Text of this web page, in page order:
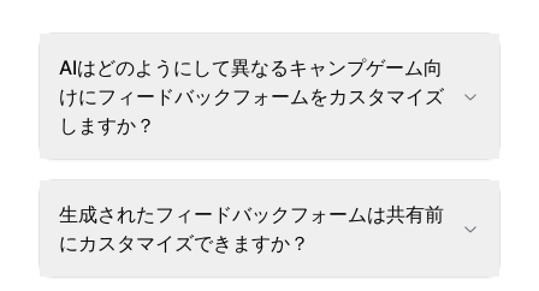
AIはどのようにして異なるキャンプゲーム向
けにフィードバックフォームをカスタマイズ
しますか？
生成されたフィードバックフォームは共有前
にカスタマイズできますか？